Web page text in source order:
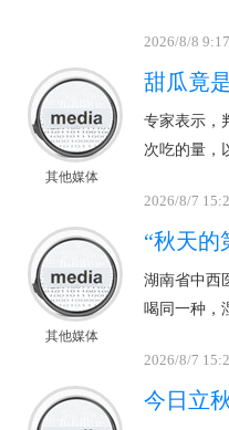
2026/8/8
其他媒体
甜瓜竟
专家表示，
次吃的量，
2026/8/7
其他媒体
“秋天的
湖南省中西
喝同一种，
2026/8/7
今日立